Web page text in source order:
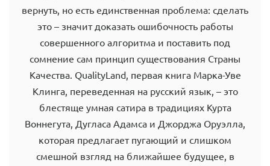
вернуть, но есть единственная проблема: сделать
это – значит доказать ошибочность работы
совершенного алгоритма и поставить под
сомнение сам принцип существования Страны
Качества. QualityLand, первая книга Марка-Уве
Клинга, переведенная на русский язык, – это
блестяще умная сатира в традициях Курта
Воннегута, Дугласа Адамса и Джорджа Оруэлла,
которая предлагает пугающий и слишком
смешной взгляд на ближайшее будущее, в